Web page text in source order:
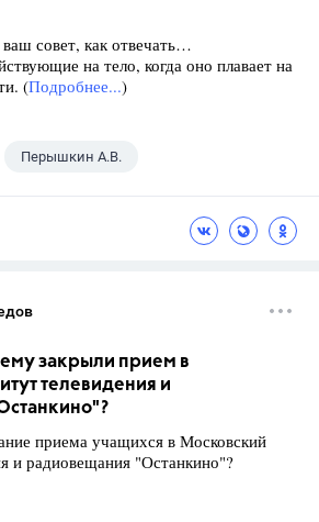
совет, как отвечать…
на тело, когда оно плавает на
(Подробнее...)
Перышкин А.В.
закрыли прием в
телевидения и
приема учащихся в Московский
и радиовещания "Останкино"?